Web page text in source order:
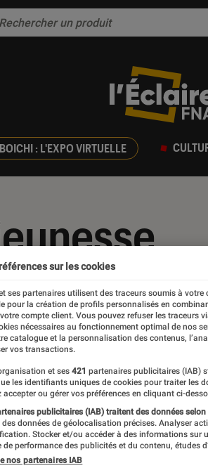
BOICHI : L'EXPO VIRTUELLE
et guides Tests
sur les cookies
ses partenaires utilisent des traceurs soumis à
pour la création de profils personnalisés en
votre compte client. Vous pouvez refuser les traceurs
nécessaires au fonctionnement optimal de nos
catalogue et la personnalisation des contenus,
vos transactions.
et ses 421 partenaires publicitaires (IAB)
les identifiants uniques de cookies pour traiter les
accepter ou gérer vos préférences en cliquant ci-
publicitaires (IAB) traitent des données
des données de géolocalisation précises. Analyser
Stocker et/ou accéder à des informations
de performance des publicités et du contenu, études
nos partenaires IAB